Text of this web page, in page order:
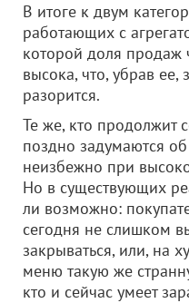
В итоге к двум
работающих с
которой доля продаж
высока, что, убрав ее,
разорится.
Те же, кто продолжит
поздно задумаются
неизбежно при
Но в существующих
ли возможно:
сегодня не слишком
закрываться, или, на
меню такую же
кто и сейчас умеет